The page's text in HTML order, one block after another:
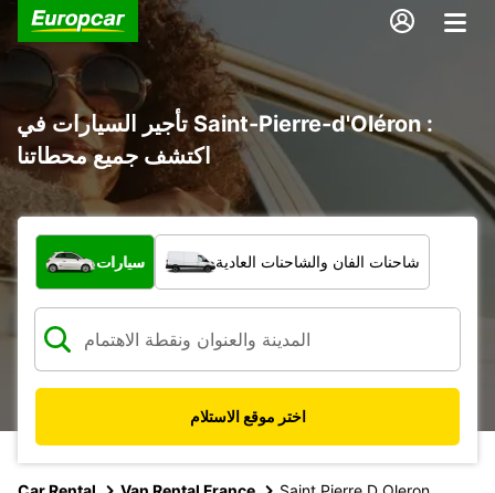
تأجير السيارات في Saint-Pierre-d'Oléron :
اكتشف جميع محطاتنا
ما نوع المركبة؟
سيارات شاحنات الفان والشاحنات العادية
اختر موقع الاستلام